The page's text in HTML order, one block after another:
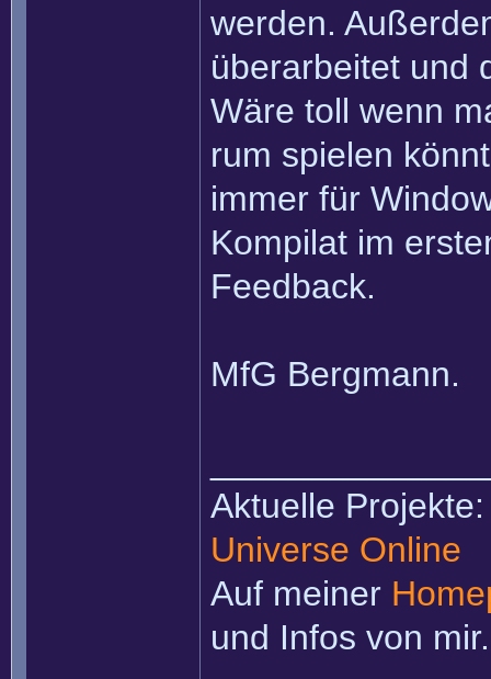
werden.
überarbeitet und
Wäre toll wenn
rum spielen
immer für
Kompilat im
Feedback.
MfG Bergmann.
Aktuelle
Universe Online
Auf meiner
und Infos von mir.